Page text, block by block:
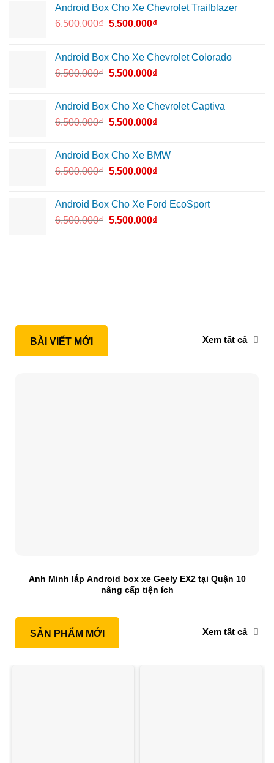
Android Box Cho Xe Chevrolet Trailblazer
6.500.000₫ 5.500.000₫
Android Box Cho Xe Chevrolet Colorado
6.500.000₫ 5.500.000₫
Android Box Cho Xe Chevrolet Captiva
6.500.000₫ 5.500.000₫
Android Box Cho Xe BMW
6.500.000₫ 5.500.000₫
Android Box Cho Xe Ford EcoSport
6.500.000₫ 5.500.000₫
BÀI VIẾT MỚI Xem tất cả
Anh Minh lắp Android box xe Geely EX2 tại Quận 10
nâng cấp tiện ích
SẢN PHẨM MỚI Xem tất cả